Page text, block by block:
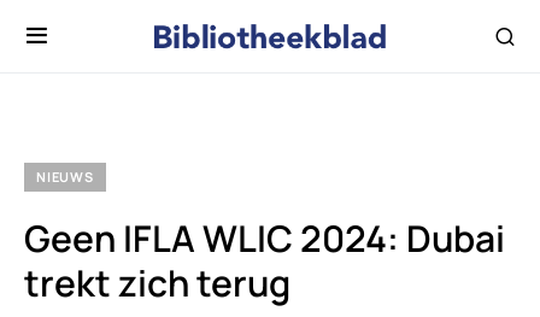
NIEUWS
Geen IFLA WLIC 2024: Dubai
trekt zich terug